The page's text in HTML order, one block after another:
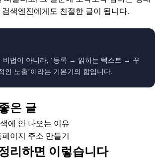
색엔진에게도 친절한 글이 됩니다.
비법이 아니라, ‘등록 → 읽히는 텍스트 → 꾸
노출’이라는 기본기의 합입니다.
은 글
에 안 나오는 이유
이지 주소 만들기
리하면 이렇습니다